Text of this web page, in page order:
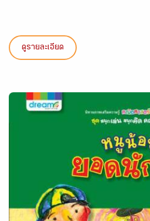
ดูรายละเอียด